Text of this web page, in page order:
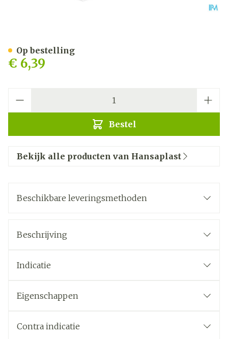
€ 6,39
Bestel
Op bestelling
Bekijk alle producten van Hansaplast
Beschikbare leveringsmethoden
Beschrijving
Indicatie
Eigenschappen
Contra indicatie